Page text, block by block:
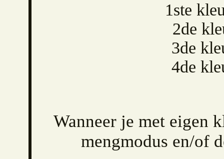
1ste
2de
3de
4de
Wanneer je met eigen
mengmodus en/of